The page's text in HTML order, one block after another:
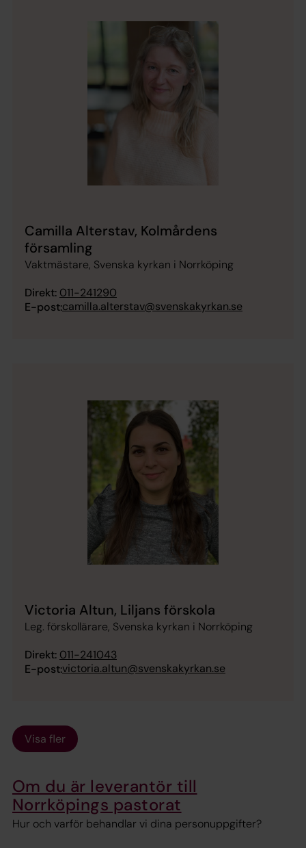
Camilla Alterstav, Kolmårdens
församling
Vaktmästare, Svenska kyrkan i Norrköping
Direkt: 011-241290
E-post:camilla.alterstav@svenskakyrkan.se
Victoria Altun, Liljans förskola
Leg. förskollärare, Svenska kyrkan i Norrköping
Direkt: 011-241043
E-post:victoria.altun@svenskakyrkan.se
Visa fler
Om du är leverantör till
Norrköpings pastorat
Hur och varför behandlar vi dina personuppgifter?